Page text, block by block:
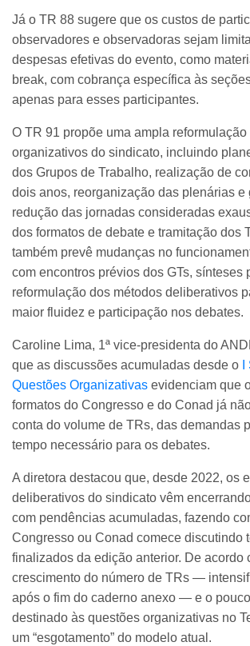
Já o TR 88 sugere que os custos de
observadores e observadoras sejam
despesas efetivas do evento, como
break, com cobrança específica às
apenas para esses participantes.
O TR 91 propõe uma ampla
organizativos do sindicato, incluindo
dos Grupos de Trabalho, realização de
dois anos, reorganização das plenárias e
redução das jornadas consideradas
dos formatos de debate e tramitação dos
também prevê mudanças no
com encontros prévios dos GTs, sínteses
reformulação dos métodos deliberativos
maior fluidez e participação nos debates.
Caroline Lima, 1ª vice-presidenta do
que as discussões acumuladas desde o
Questões Organizativas evidenciam que
formatos do Congresso e do Conad já
conta do volume de TRs, das demandas
tempo necessário para os debates.
A diretora destacou que, desde 2022, os
deliberativos do sindicato vêm
com pendências acumuladas, fazendo
Congresso ou Conad comece discutindo
finalizados da edição anterior. De acordo
crescimento do número de TRs —
após o fim do caderno anexo — e o
destinado às questões organizativas no
um “esgotamento” do modelo atual.